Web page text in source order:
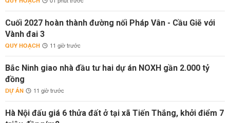
Cuối 2027 hoàn thành đường nối Pháp Vân - Cầu Giẽ với
Vành đai 3
QUY HOẠCH 11 giờ trước
Bắc Ninh giao nhà đầu tư hai dự án NOXH gần 2.000 tỷ
đồng
DỰ ÁN 11 giờ trước
Hà Nội đấu giá 6 thửa đất ở tại xã Tiến Thắng, khởi điểm 7